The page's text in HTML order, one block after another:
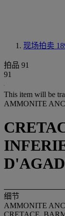
现场拍卖
拍品 91
91
This item will be
AMMONITE
细节
AMMONITE
CRETACE,